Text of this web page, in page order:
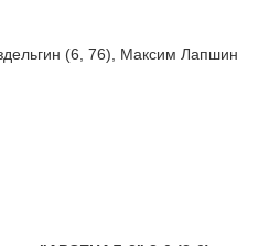
(6, 76), Максим Лапшин